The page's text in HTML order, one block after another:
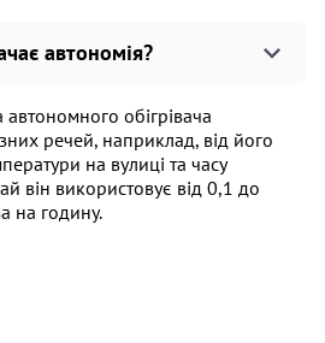
автономія?
обігрівача
речей, наприклад, від його
на вулиці та часу
він використовує від 0,1 до
на годину.